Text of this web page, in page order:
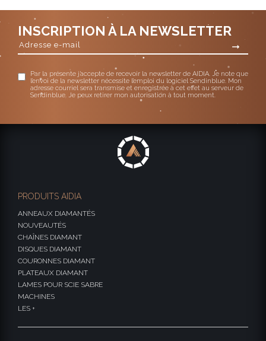
INSCRIPTION À LA NEWSLETTER
Par la présente j’accepte de recevoir la newsletter de AIDIA. Je note que
l’envoi de la newsletter nécessite l’emploi du logiciel Sendinblue. Mon
adresse courriel sera transmise et enregistrée à cet effet au serveur de
Sendinblue. Je peux retirer mon autorisation à tout moment.
PRODUITS AIDIA
ANNEAUX DIAMANTÉS
NOUVEAUTÉS
CHAÎNES DIAMANT
DISQUES DIAMANT
COURONNES DIAMANT
PLATEAUX DIAMANT
LAMES POUR SCIE SABRE
MACHINES
LES +